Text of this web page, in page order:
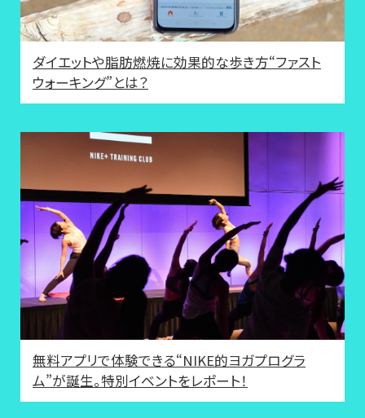
ダイエットや脂肪燃焼に効果的な歩き方“ファスト
ウォーキング”とは？
無料アプリで体験できる“NIKE的ヨガプログラ
ム”が誕生。特別イベントをレポート！